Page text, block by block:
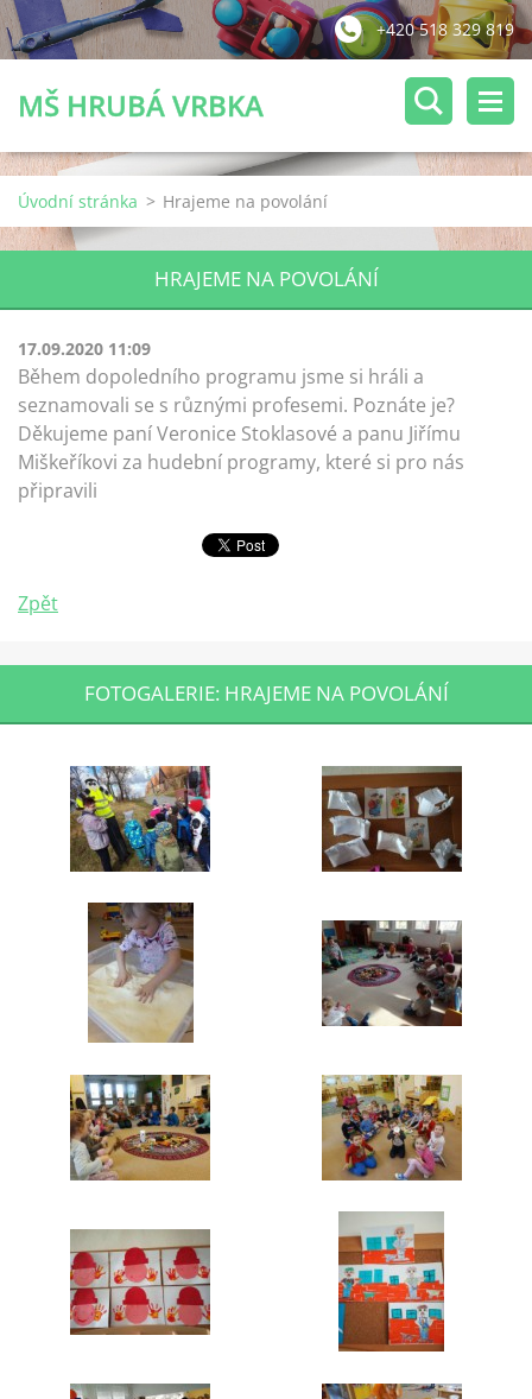
+420 518 329 819
MŠ HRUBÁ VRBKA
Úvodní stránka > Hrajeme na povolání
HRAJEME NA POVOLÁNÍ
17.09.2020 11:09
Během dopoledního programu jsme si hráli a
seznamovali se s různými profesemi. Poznáte je?
Děkujeme paní Veronice Stoklasové a panu Jiřímu
Miškeříkovi za hudební programy, které si pro nás
připravili
Zpět
FOTOGALERIE: HRAJEME NA POVOLÁNÍ